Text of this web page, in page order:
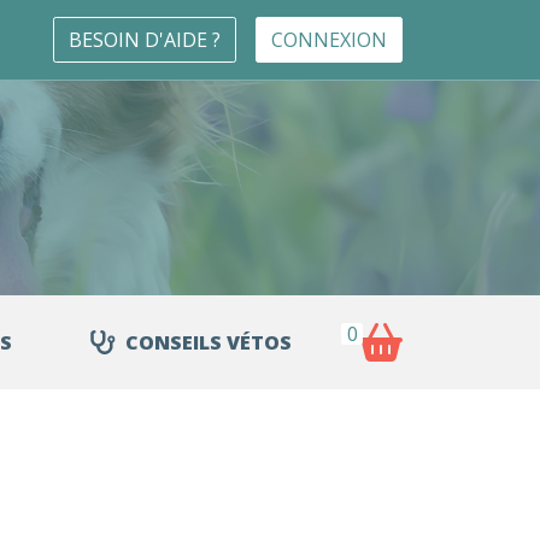
BESOIN D'AIDE ? CONNEXION
CONSEILS VÉTOS 0